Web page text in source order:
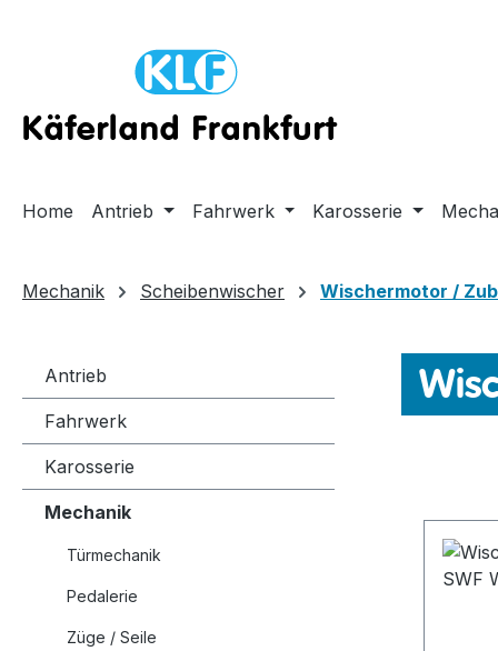
Home Antrieb Fahrwerk Karosserie
Mechanik Scheibenwischer Wischermotor /
Antrieb
Fahrwerk
Karosserie
Mechanik
Türmechanik
Pedalerie
Züge / Seile